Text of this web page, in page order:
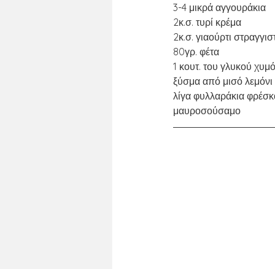
3-4 μικρά αγγουράκια
2κ.σ. τυρί κρέμα
2κ.σ. γιαούρτι
80γρ. φέτα
1 κουτ. του γλυκού
ξύσμα από μισό λεμόνι
λίγα φυλλαράκια
μαυροσούσαμο